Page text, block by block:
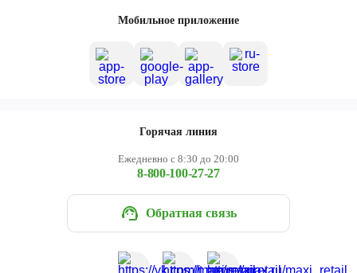
Мобильное приложение
Горячая линия
Ежедневно с 8:30 до 20:00
8-800-100-27-27
Обратная связь